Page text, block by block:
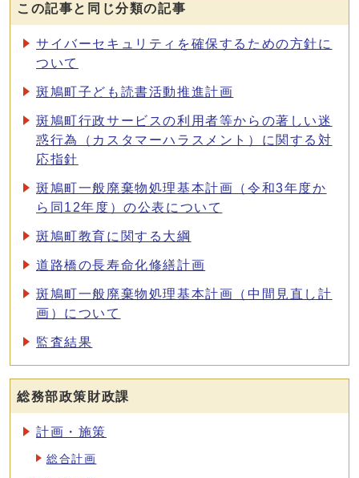
この記事と同じ分類の記事
サイバーセキュリティを確保するための方針に
ついて
斑鳩町子ども読書活動推進計画
斑鳩町行政サービスの利用者等からの著しい迷
惑行為（カスタマーハラスメント）に関する対
応指針
斑鳩町一般廃棄物処理基本計画（令和3年度か
ら同12年度）の公表について
斑鳩町教育に関する大綱
道路橋の長寿命化修繕計画
斑鳩町一般廃棄物処理基本計画（中間見直し計
画）について
監査結果
総務部政策財政課
計画・施策
総合計画